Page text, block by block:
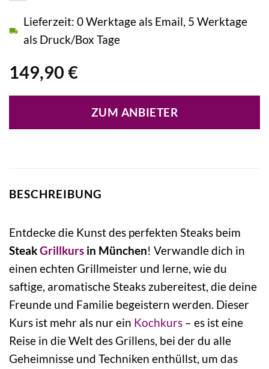
149,90 €
Lieferzeit: 0 Werktage als Email, 5 Werktage
als Druck/Box Tage
ZUM ANBIETER
BESCHREIBUNG
Entdecke die Kunst des perfekten Steaks beim
SteakGrillkurs in München! Verwandle dich in
einen echten Grillmeister und lerne, wie du
saftige, aromatische Steaks zubereitest, die deine
Freunde und Familie begeistern werden. Dieser
Kurs ist mehr als nur ein Kochkurs – es ist eine
Reise in die Welt des Grillens, bei der du alle
Geheimnisse und Techniken enthüllst, um das